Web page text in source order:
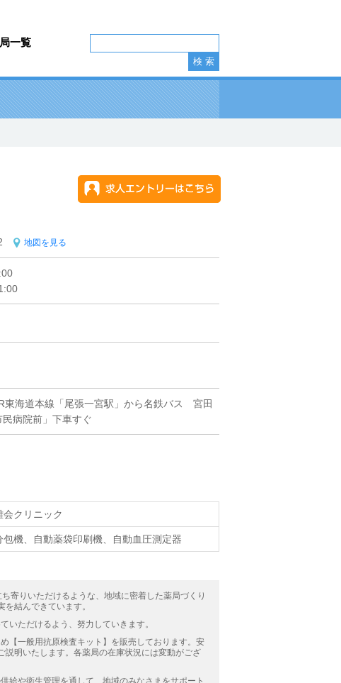
一覧
地図を見る
東海道本線「尾張一宮駅」から名鉄バス 宮田
病院前」下車すぐ
クリニック
機、自動薬袋印刷機、自動血圧測定器
寄りいただけるような、地域に密着した薬局づくり
結んできています。
いただけるよう、努力していきます。
【一般用抗原検査キット】を販売しております。安
明いたします。各薬局の在庫状況には変動がござ
給や衛生管理を通して、地域のみなさまをサポート